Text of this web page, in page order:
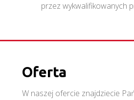
przez wykwalifikowanych
Oferta
W naszej ofercie znajdziecie